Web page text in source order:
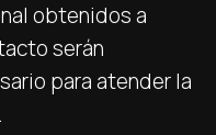
obtenidos a
serán
para atender la